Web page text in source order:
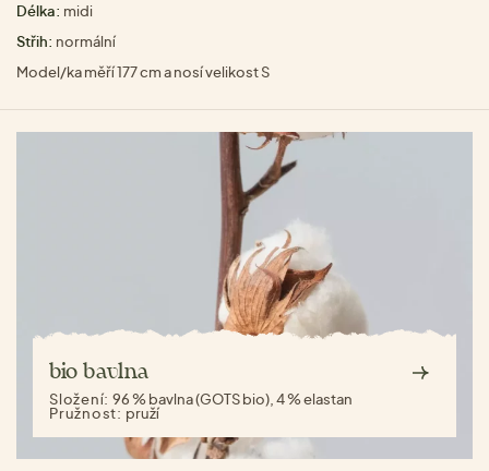
Délka: midi
Střih: normální
Model/ka měří 177 cm a nosí velikost S
bio bavlna
Složení:96 % bavlna (GOTS bio), 4 % elastan
Pružnost: pruží